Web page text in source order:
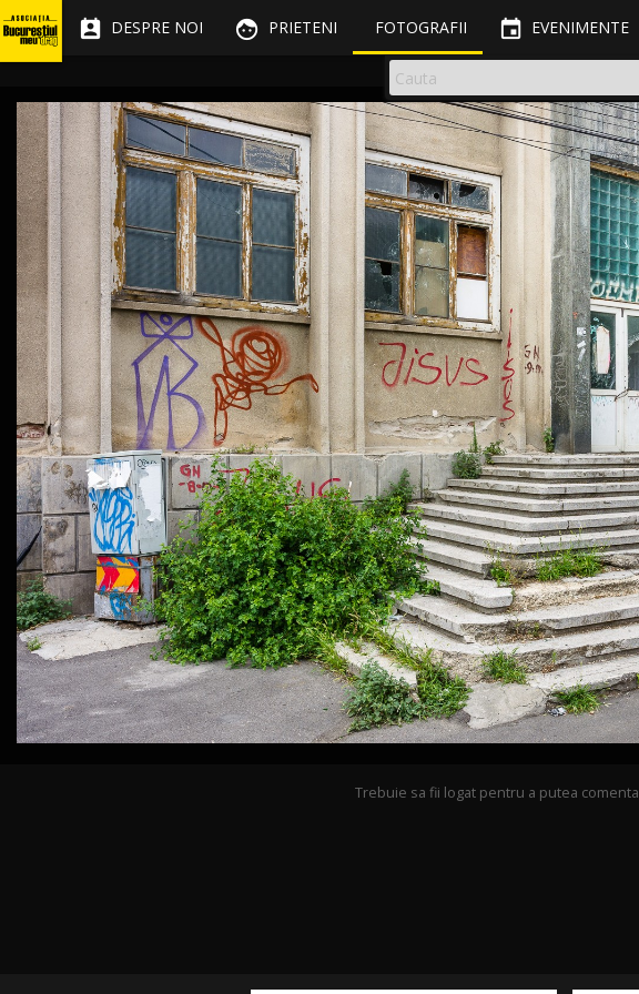
 DESPRE NOI  PRIETENI FOTOGRAFII  EVENIMENTE
Trebuie sa fii logat pentru a putea comenta